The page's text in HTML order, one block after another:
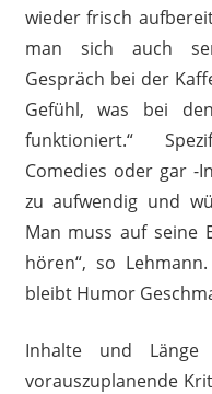
wieder frisch
man sich auch
Gespräch bei der
Gefühl, was bei
funktioniert.“
Comedies oder gar -
zu aufwendig und
Man muss auf seine
hören“, so
bleibt Humor
Inhalte und
vorauszuplanende